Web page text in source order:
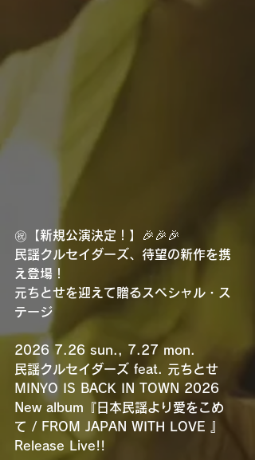
㊗️【新規公演決定！】🎉🎉🎉
民謡クルセイダーズ、待望の新作を携
え登場！
元ちとせを迎えて贈るスペシャル・ス
テージ
2026 7.26 sun., 7.27 mon.
民謡クルセイダーズ feat. 元ちとせ
MINYO IS BACK IN TOWN 2026
New album『日本民謡より愛をこめ
て / FROM JAPAN WITH LOVE 』
Release Live!!